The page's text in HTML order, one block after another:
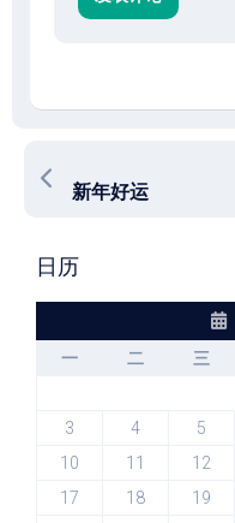
新年好运
日历
一
二 三
3
4 5
10
11 12
17
18 19